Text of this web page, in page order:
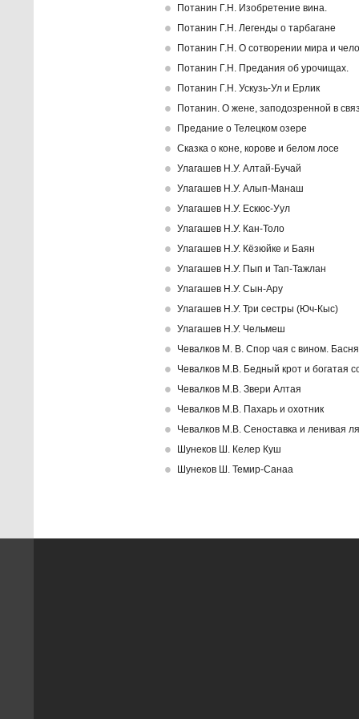
Потанин Г.Н. Изобретение вина.
Потанин Г.Н. Легенды о тарбагане
Потанин Г.Н. О сотворении мира и
Потанин Г.Н. Предания об урочищах.
Потанин Г.Н. Ускузь-Ул и Ерлик
Потанин. О жене, заподозренной в
Предание о Телецком озере
Сказка о коне, корове и белом лосе
Улагашев Н.У. Алтай-Бучай
Улагашев Н.У. Алып-Манаш
Улагашев Н.У. Ескюс-Уул
Улагашев Н.У. Кан-Толо
Улагашев Н.У. Кёзюйке и Баян
Улагашев Н.У. Пып и Тап-Тажлан
Улагашев Н.У. Сын-Ару
Улагашев Н.У. Три сестры (Юч-Кыс)
Улагашев Н.У. Чельмеш
Чевалков М. В. Спор чая с вином.
Чевалков М.В. Бедный крот и богатая
Чевалков М.В. Звери Алтая
Чевалков М.В. Пахарь и охотник
Чевалков М.В. Сеноставка и ленивая
Шунеков Ш. Келер Куш
Шунеков Ш. Темир-Санаа